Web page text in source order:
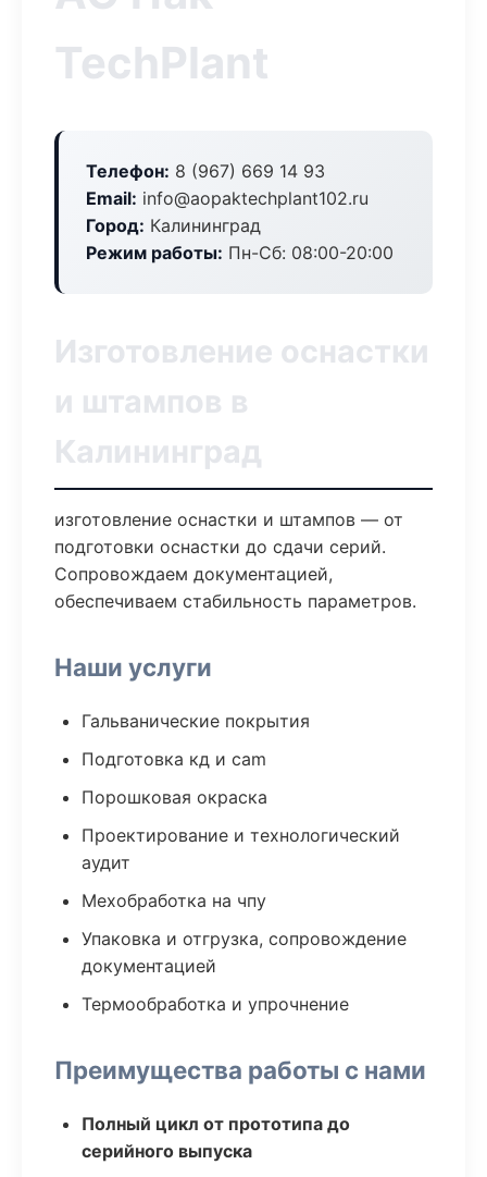
TechPlant
Телефон: 8 (967) 669 14 93
Email: info@aopaktechplant102.ru
Город: Калининград
Режим работы: Пн-Сб: 08:00-20:00
Изготовление оснастки
и штампов в
Калининград
изготовление оснастки и штампов — от
подготовки оснастки до сдачи серий.
Сопровождаем документацией,
обеспечиваем стабильность параметров.
Наши услуги
Гальванические покрытия
Подготовка кд и cam
Порошковая окраска
Проектирование и технологический
аудит
Мехобработка на чпу
Упаковка и отгрузка, сопровождение
документацией
Термообработка и упрочнение
Преимущества работы с нами
Полный цикл от прототипа до
серийного выпуска